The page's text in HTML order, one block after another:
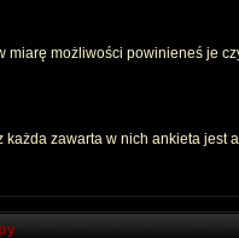
możliwości powinieneś je
zawarta w nich ankieta